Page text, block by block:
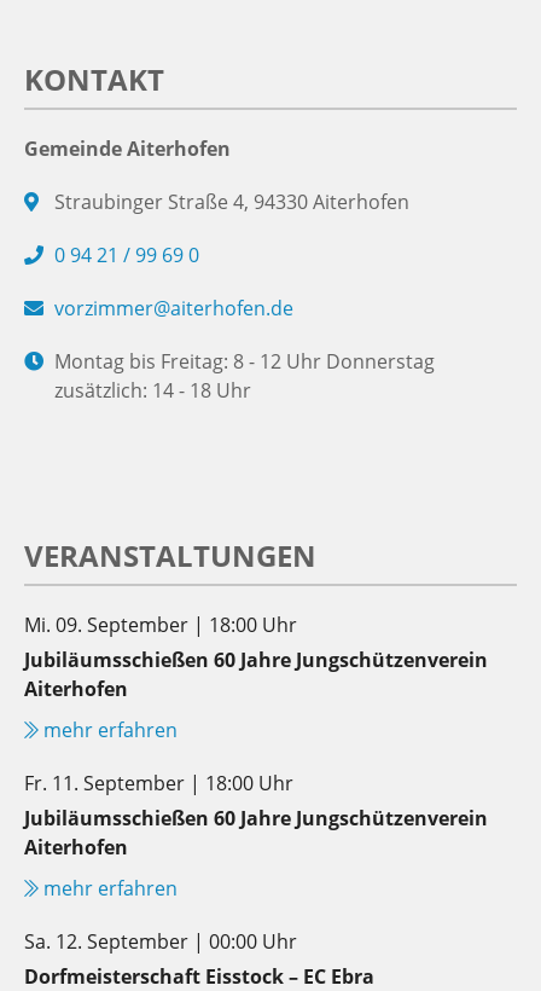
KONTAKT
Gemeinde Aiterhofen
Straubinger Straße 4, 94330 Aiterhofen
0 94 21 / 99 69 0
vorzimmer@aiterhofen.de
Montag bis Freitag: 8 - 12 Uhr Donnerstag
zusätzlich: 14 - 18 Uhr
VERANSTALTUNGEN
Mi. 09. September | 18:00 Uhr
Jubiläumsschießen 60 Jahre Jungschützenverein
Aiterhofen
mehr erfahren
Fr. 11. September | 18:00 Uhr
Jubiläumsschießen 60 Jahre Jungschützenverein
Aiterhofen
mehr erfahren
Sa. 12. September | 00:00 Uhr
Dorfmeisterschaft Eisstock – EC Ebra